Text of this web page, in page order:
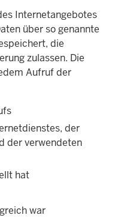
Internetangebotes
über so genannte
die
zulassen. Die
Aufruf der
der
der verwendeten
hat
war